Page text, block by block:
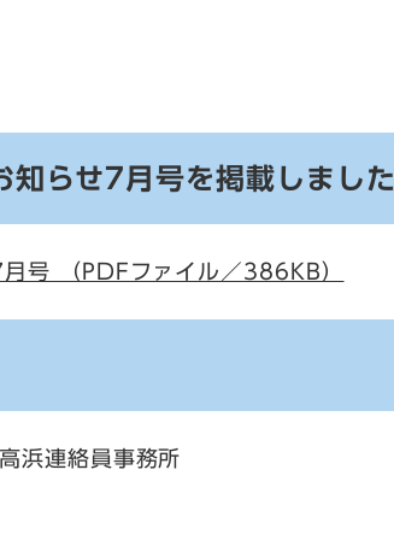
知らせ7月号を掲載しました
号 （PDFファイル／386KB）
浜連絡員事務所